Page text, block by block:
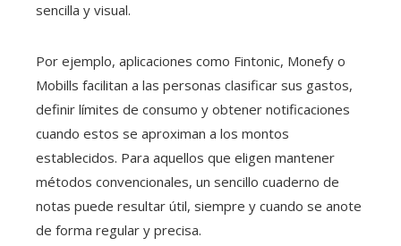
sencilla y visual.
Por ejemplo, aplicaciones como Fintonic, Monefy o
Mobills facilitan a las personas clasificar sus gastos,
definir límites de consumo y obtener notificaciones
cuando estos se aproximan a los montos
establecidos. Para aquellos que eligen mantener
métodos convencionales, un sencillo cuaderno de
notas puede resultar útil, siempre y cuando se anote
de forma regular y precisa.